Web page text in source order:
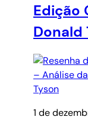
Edição
Donald
1 de